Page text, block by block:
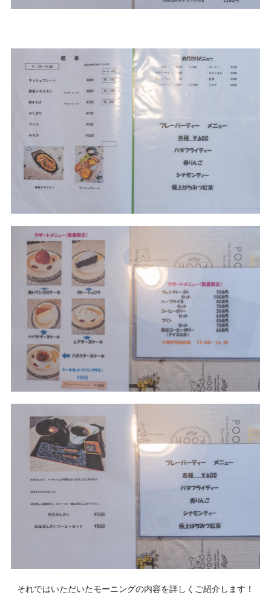
それではいただいたモーニングの内容を詳しくご紹介します！